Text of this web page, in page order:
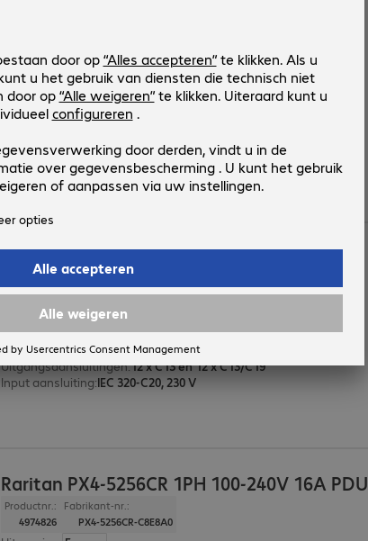
Productnr.:
4974953
Fabrikant-nr.:
PX4-5699-E7V2
Uitvoering:Europa
Rack mounting:Vertical
Directe aansluiting op UPS
Input aansluiting:IEC 309, 400 V, 32 A (red)
Raritan PX4-53A8C 1PH 100-240V 16A PDU
4974861
Fabrikant-nr.:
PX4-53A8C-C8E7A0
Uitvoering: Europa
Rack mounting:Vertical
Directe aansluiting op UPS:Ja
Uitgangsaansluitingen:12 x C13 en 12 x C13/C19
Input aansluiting:IEC 320-C20, 230 V
Raritan PX4-5256CR 1PH 100-240V 16A PDU
Productnr.:
4974826
Fabrikant-nr.:
PX4-5256CR-C8E8A0